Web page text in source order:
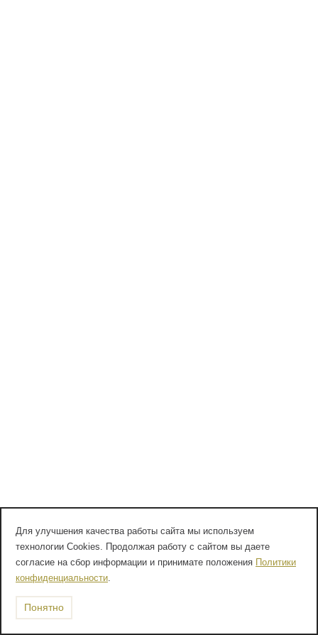
Для улучшения качества работы сайта мы используем
технологии Cookies. Продолжая работу с сайтом вы даете
согласие на сбор информации и принимате положения Политики
конфиденциальности.
Понятно